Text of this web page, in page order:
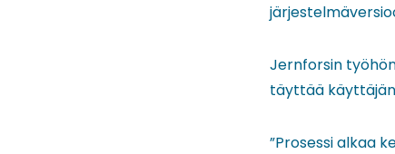
Jernforsin
täyttää
”Prosessi alkaa